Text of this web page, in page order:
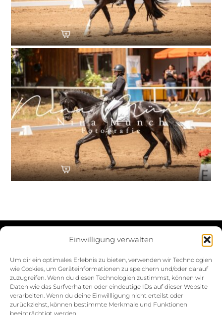
Einwilligung verwalten
Um dir ein optimales Erlebnis zu bieten, verwenden wir Technologien
wie Cookies, um Geräteinformationen zu speichern und/oder darauf
zuzugreifen. Wenn du diesen Technologien zustimmst, können wir
Daten wie das Surfverhalten oder eindeutige IDs auf dieser Website
verarbeiten. Wenn du deine Einwillligung nicht erteilst oder
zurückziehst, können bestimmte Merkmale und Funktionen
beeinträchtigt werden.
Impressum
Cookie-Richtlinie (EU)